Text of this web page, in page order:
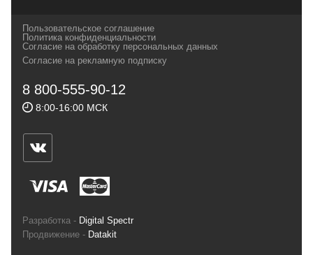
и взыскательных путешественников,
спортсменов и отдыхающих.
Геннадьевич
ИНН 590300057023 ОГРН 304590319000121
ул.Советская, 25, магазин Басег.
Тел./факс (342) 2101242
Пользовательское соглашение
Политика конфиденциальности
Согласие на обработку персональных данных
Согласие на рекламную подписку
8 800-555-90-12
8:00-16:00 МСК
Разработка - Digital Spectr
Продвижение - Datakit